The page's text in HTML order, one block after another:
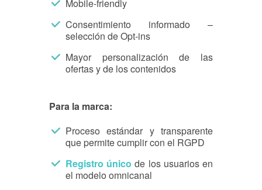
Mobile-friendly
Consentimiento informado –
selección de Opt-ins
Mayor personalización de las
ofertas y de los contenidos
Para la marca:
Proceso estándar y transparente
que permite cumplir con el RGPD
Registro único de los usuarios en
el modelo omnicanal